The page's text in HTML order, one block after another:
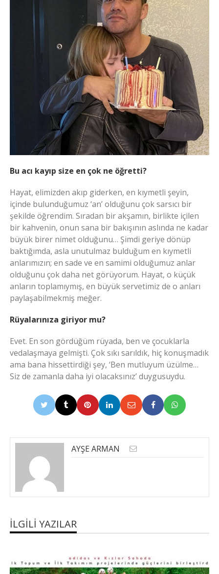
Bu acı kayıp size en çok ne öğretti?
Hayat, elimizden akıp giderken, en kıymetli şeyin,
içinde bulunduğumuz ‘an’ olduğunu çok sarsıcı bir
şekilde öğrendim. Sıradan bir akşamın, birlikte içilen
bir kahvenin, onun sana bir bakışının aslında ne kadar
büyük birer nimet olduğunu… Şimdi geriye dönüp
baktığımda, asla unutulmaz bulduğum en kıymetli
anlarımızın; en sade ve en samimi olduğumuz anlar
olduğunu çok daha net görüyorum. Hayat, o küçük
anların toplamıymış, en büyük servetimiz de o anları
paylaşabilmekmiş meğer.
Rüyalarınıza giriyor mu?
Evet. En son gördüğüm rüyada, ben ve çocuklarla
vedalaşmaya gelmişti. Çok sıkı sarıldık, hiç konuşmadık
ama bana hissettirdiği şey, ‘Ben mutluyum üzülme…
Siz de zamanla daha iyi olacaksınız’ duygusuydu.
AYŞE ARMAN
İLGILI YAZILAR